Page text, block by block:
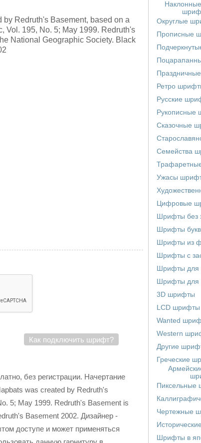
by Redruth's Basement, based on a
Vol. 195, No. 5; May 1999. Redruth's
National Geographic Society. Black
Как подключить шрифт?
без регистрации. Начертание
was created by Redruth's
5; May 1999. Redruth's Basement is
Basement 2002. Дизайнер -
доступе и может применяться
Округлые
Прописные
Ретро
Русские
Рукописные
Сказочные
Семейства
Ужасы
Цифровые
Шрифты без
Шрифты
Шрифты из
Шрифты с
Шрифты для
Шрифты для
3D шрифты
LCD шрифты
Wanted
Western
Другие
Греческие
Пиксельные
Чертежные
Шрифты в